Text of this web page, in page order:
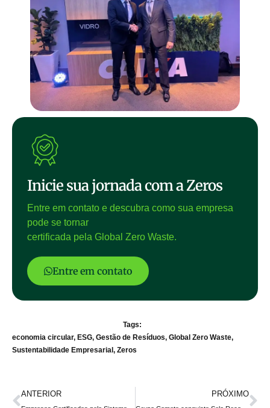
Inicie sua jornada com a Zeros
Entre em contato e descubra como sua empresa
pode se tornar
certificada pela Global Zero Waste.
Entre em contato
Tags:
economia circular, ESG, Gestão de Resíduos, Global Zero Waste,
Sustentabilidade Empresarial , Zeros
ANTERIOR PRÓXIMO